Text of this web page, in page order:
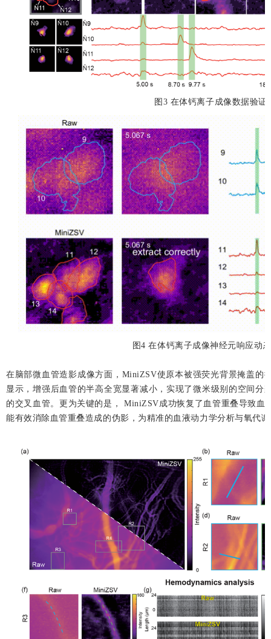
图3 在体钙离子成像数据验证
图4 在体钙离子成像神经元响应动
在脑部微血管造影成像方面，MiniZSV使原本被强荧光背景掩盖的
显示，增强后血管的半高全宽显著减小，实现了微米级别的空间分
的交叉血管。更为关键的是， MiniZSV成功恢复了血管重叠导致血
能有效消除血管重叠造成的伪影，为精准的血液动力学分析与氧代